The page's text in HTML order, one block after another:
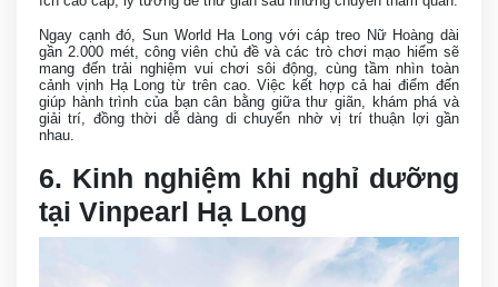
Ngay cạnh đó, Sun World Ha Long với cáp treo Nữ Hoàng dài
gần 2.000 mét, công viên chủ đề và các trò chơi mạo hiểm sẽ
mang đến trải nghiệm vui chơi sôi động, cùng tầm nhìn toàn
cảnh vịnh Hạ Long từ trên cao. Việc kết hợp cả hai điểm đến
giúp hành trình của bạn cân bằng giữa thư giãn, khám phá và
giải trí, đồng thời dễ dàng di chuyển nhờ vị trí thuận lợi gần
nhau.
6. Kinh nghiệm khi nghỉ dưỡng
tại Vinpearl Hạ Long